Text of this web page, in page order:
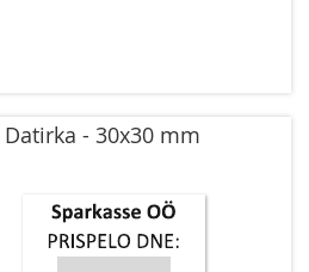
- 30x30 mm